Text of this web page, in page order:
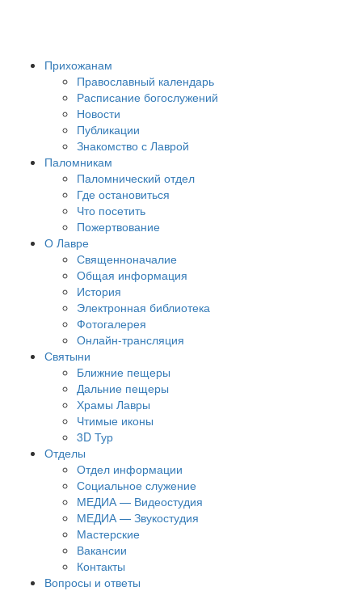
Прихожанам
Православный календарь
Расписание богослужений
Новости
Публикации
Знакомство с Лаврой
Паломникам
Паломнический отдел
Где остановиться
Что посетить
Пожертвование
О Лавре
Священноначалие
Общая информация
История
Электронная библиотека
Фотогалерея
Онлайн-трансляция
Святыни
Ближние пещеры
Дальние пещеры
Храмы Лавры
Чтимые иконы
3D Тур
Отделы
Отдел информации
Социальное служение
МЕДИА — Видеостудия
МЕДИА — Звукостудия
Мастерские
Вакансии
Контакты
Вопросы и ответы